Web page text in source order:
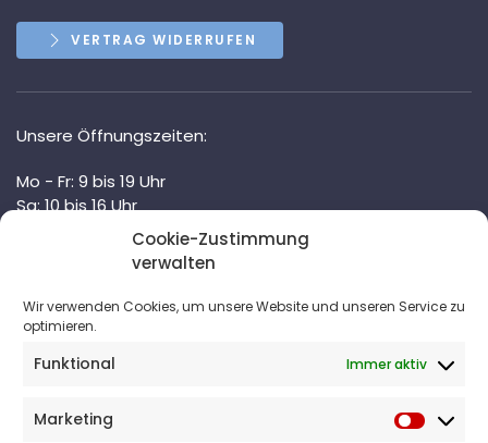
Cookie-Zustimmung
verwalten
Wir verwenden Cookies, um unsere Website und unseren Service zu
optimieren.
Funktional Immer aktiv
Marketing
VERTRAG WIDERRUFEN
Unsere Öffnungszeiten:
Mo - Fr: 9 bis 19 Uhr
Sa: 10 bis 16 Uhr
durchgehend geöffnet!
Und nach Vereinbarung.
Unser Newsletter
Bleiben Sie auf dem Laufenden!
» Hier den DORFGALERIE-Newsletter abonnieren